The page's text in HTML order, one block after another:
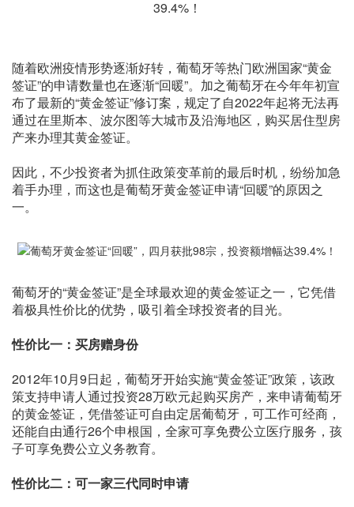
随着欧洲疫情形势逐渐好转，葡萄牙等热门欧洲国家“黄金
签证”的申请数量也在逐渐“回暖”。加之葡萄牙在今年年初宣
布了最新的“黄金签证”修订案，规定了自2022年起将无法再
通过在里斯本、波尔图等大城市及沿海地区，购买居住型房
产来办理其黄金签证。
因此，不少投资者为抓住政策变革前的最后时机，纷纷加急
着手办理，而这也是葡萄牙黄金签证申请“回暖”的原因之
一。
葡萄牙的“黄金签证”是全球最欢迎的黄金签证之一，它凭借
着极具性价比的优势，吸引着全球投资者的目光。
性价比一：买房赠身份
2012年10月9日起，葡萄牙开始实施“黄金签证”政策，该政
策支持申请人通过投资28万欧元起购买房产，来申请葡萄牙
的黄金签证，凭借签证可自由定居葡萄牙，可工作可经商，
还能自由通行26个申根国，全家可享免费公立医疗服务，孩
子可享免费公立义务教育。
性价比二：可一家三代同时申请